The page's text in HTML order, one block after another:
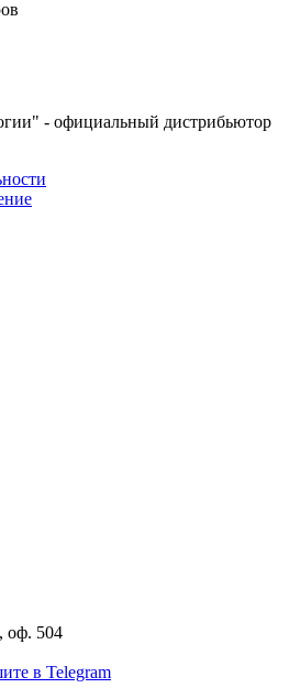
- официальный дистрибьютор
оф. 504
в Telegram